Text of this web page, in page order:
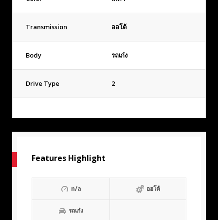
Transmission ออโต้
Body รถเก๋ง
Drive Type 2
Features Highlight
n/a ออโต้
รถเก๋ง